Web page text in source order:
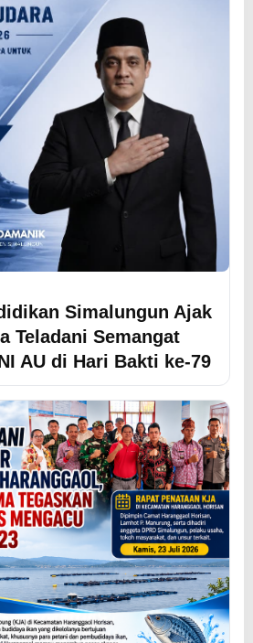
Simalungun Ajak
Teladani Semangat
AU di Hari Bakti ke-79